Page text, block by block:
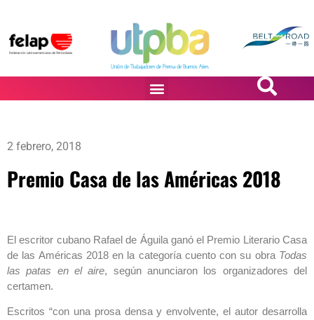
2 febrero, 2018
Premio Casa de las Américas 2018
El escritor cubano Rafael de Águila ganó el Premio Literario Casa
de las Américas 2018 en la categoría cuento con su obra Todas
las patas en el aire, según anunciaron los organizadores del
certamen.
Escritos “con una prosa densa y envolvente, el autor desarrolla